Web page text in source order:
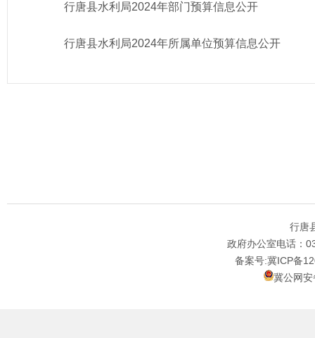
行唐县水利局2024年部门预算信息公开
行唐县水利局2024年所属单位预算信息公开